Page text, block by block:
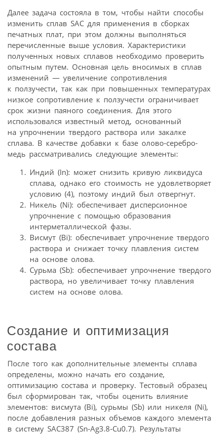
Далее задача состояла в том, чтобы найти способы
изменить сплав SAC для применения в сборках
печатных плат, при этом должны выполняться
перечисленные выше условия. Характеристики
полученных новых сплавов необходимо проверить
опытным путем. Основная цель вносимых в сплав
изменений — увеличение сопротивления
к ползучести, так как при повышенных температурах
низкое сопротивление к ползучести ограничивает
срок жизни паяного соединения. Для этого
использовался известный метод, основанный
на упрочнении твердого раствора или закалке
сплава. В качестве добавки к базе олово‑серебро-
медь рассматривались следующие элементы:
Индий (In): может снизить кривую ликвидуса
сплава, однако его стоимость не удовлетворяет
условию (4), поэтому индий был отвергнут.
Никель (Ni): обеспечивает дисперсионное
упрочнение с помощью образования
интерметаллической фазы.
Висмут (Bi): обеспечивает упрочнение твердого
раствора и снижает точку плавления систем
на основе олова.
Сурьма (Sb): обеспечивает упрочнение твердого
раствора, но увеличивает точку плавления
систем на основе олова.
Создание и оптимизация
состава
После того как дополнительные элементы сплава
определены, можно начать его создание,
оптимизацию состава и проверку. Тестовый образец
был сформирован так, чтобы оценить влияние
элементов: висмута (Bi), сурьмы (Sb) или никеля (Ni),
после добавления разных объемов каждого элемента
в систему SAC387 (Sn-Ag3.8‑Cu0.7). Результаты